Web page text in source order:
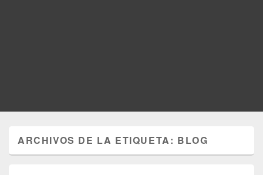
ARCHIVOS DE LA ETIQUETA: BLOG